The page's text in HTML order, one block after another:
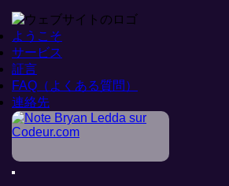
ようこそ
サービス
証言
FAQ（よくある質問）
連絡先
ようこそ
サービス
証言
FAQ（よくある質問）
連絡先
ようこそ
>
連絡
連絡先